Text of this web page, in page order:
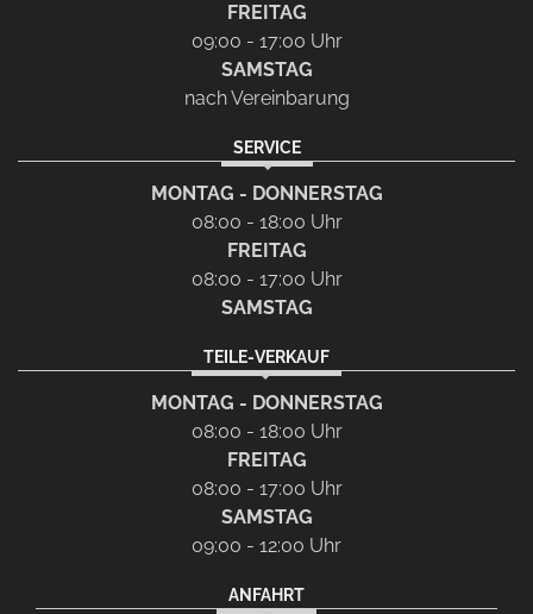
FREITAG
09:00 - 17:00 Uhr
SAMSTAG
nach Vereinbarung
SERVICE
MONTAG - DONNERSTAG
08:00 - 18:00 Uhr
FREITAG
08:00 - 17:00 Uhr
SAMSTAG
TEILE-VERKAUF
MONTAG - DONNERSTAG
08:00 - 18:00 Uhr
FREITAG
08:00 - 17:00 Uhr
SAMSTAG
09:00 - 12:00 Uhr
ANFAHRT